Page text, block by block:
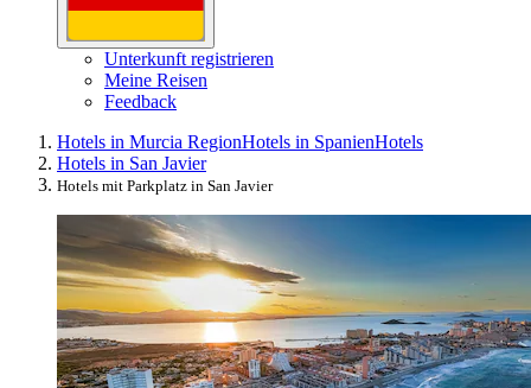
Unterkunft registrieren
Meine Reisen
Feedback
Hotels in Murcia RegionHotels in SpanienHotels
Hotels in San Javier
Hotels mit Parkplatz in San Javier